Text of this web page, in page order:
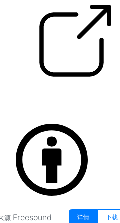
源 Freesound 详情 下载